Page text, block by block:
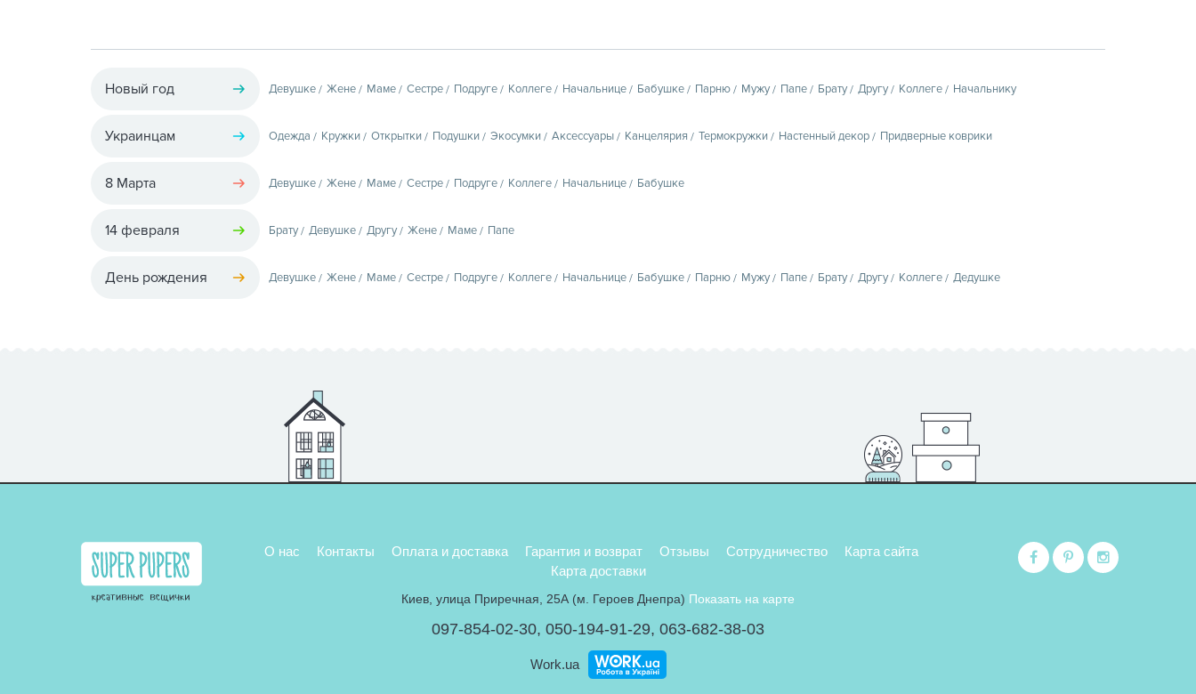
Новый год Девушке Жене Маме Сестре Подруге Коллеге Начальнице Бабушке Парню Мужу Папе Брату Другу Коллеге Начальнику
Украинцам Одежда Кружки Открытки Подушки Экосумки Аксессуары Канцелярия Термокружки Настенный декор Придверные коврики
8 Марта Девушке Жене Маме Сестре Подруге Коллеге Начальнице Бабушке
14 февраля Брату Девушке Другу Жене Маме Папе
День рождения Девушке Жене Маме Сестре Подруге Коллеге Начальнице Бабушке Парню Мужу Папе Брату Другу Коллеге Дедушке
О нас Контакты Оплата и доставка Гарантия и возврат Отзывы Сотрудничество
Карта сайта
Карта доставки
Киев, улица Приречная, 25А (м. Героев Днепра) Показать на карте
097-854-02-30, 050-194-91-29, 063-682-38-03
Work.ua